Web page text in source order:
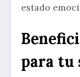
estado
para tu